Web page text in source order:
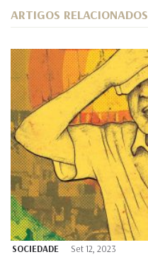
ARTIGOS RELACIONADOS
SOCIEDADE Set 12, 2023